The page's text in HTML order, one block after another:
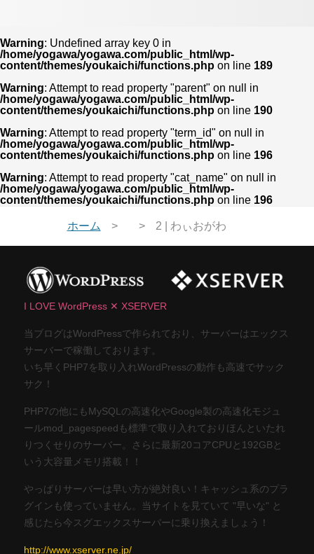
Warning: Undefined array key 0 in
/home/yogawa/yogawa.com/public_html/wp-
content/themes/youkaichi/functions.php on line 189
Warning: Attempt to read property "parent" on null in
/home/yogawa/yogawa.com/public_html/wp-
content/themes/youkaichi/functions.php on line 190
Warning: Attempt to read property "term_id" on null in
/home/yogawa/yogawa.com/public_html/wp-
content/themes/youkaichi/functions.php on line 196
Warning: Attempt to read property "cat_name" on null in
/home/yogawa/yogawa.com/public_html/wp-
content/themes/youkaichi/functions.php on line 196
ホーム 2 | わぃおがわ
I LOVE WordPress ✕ XSERVER
当ブログはWordPressで作られており、サーバーはエックス
サーバーで稼働しております。
いち早くPHP7を取り入れWordPressの動作も高速でサック
サク！
PHP7の他にもMySQLの高速化やGoogle製の高速化モジュ
ールmod_pagespeedも標準で取り入れておりほんといたれ
りつくせりのサーバー。さらに最新20コアCPUと192GBと
いう大容量メモリ搭載！！
やっぱりサーバーは早い方が絶対良い！キャッシュ系のプラ
グインも使っていません。当サイトを見ていて "早いな" と
感じたら今スグエックスサーバーに乗り換えましょう！
http://www.xserver.ne.jp/